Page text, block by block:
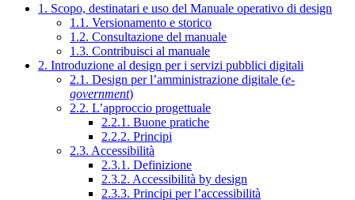
1. Scopo, destinatari e uso del Manuale operativo di design
1.1. Versionamento e storico
1.2. Consultazione del manuale
1.3. Contribuisci al manuale
2. Introduzione al design per i servizi pubblici digitali
2.1. Design per l’amministrazione digitale (e-
government)
2.2. L’approccio progettuale
2.2.1. Buone pratiche
2.2.2. Principi
2.3. Accessibilità
2.3.1. Definizione
2.3.2. Accessibilità by design
2.3.3. Principi per l’accessibilità